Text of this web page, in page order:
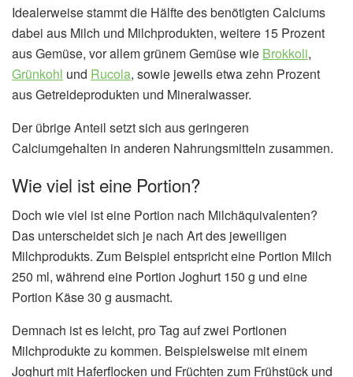
Idealerweise stammt die Hälfte des benötigten Calciums
dabei aus Milch und Milchprodukten, weitere 15 Prozent
aus Gemüse, vor allem grünem Gemüse wie Brokkoli,
Grünkohl und Rucola, sowie jeweils etwa zehn Prozent
aus Getreideprodukten und Mineralwasser.
Der übrige Anteil setzt sich aus geringeren
Calciumgehalten in anderen Nahrungsmitteln zusammen.
Wie viel ist eine Portion?
Doch wie viel ist eine Portion nach Milchäquivalenten?
Das unterscheidet sich je nach Art des jeweiligen
Milchprodukts. Zum Beispiel entspricht eine Portion Milch
250 ml, während eine Portion Joghurt 150 g und eine
Portion Käse 30 g ausmacht.
Demnach ist es leicht, pro Tag auf zwei Portionen
Milchprodukte zu kommen. Beispielsweise mit einem
Joghurt mit Haferflocken und Früchten zum Frühstück und